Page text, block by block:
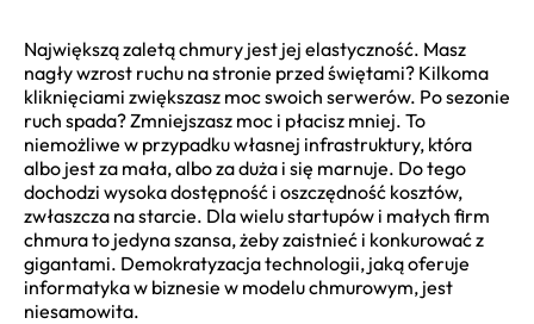
Największą zaletą chmury jest jej elastyczność. Masz
nagły wzrost ruchu na stronie przed świętami? Kilkoma
kliknięciami zwiększasz moc swoich serwerów. Po sezonie
ruch spada? Zmniejszasz moc i płacisz mniej. To
niemożliwe w przypadku własnej infrastruktury, która
albo jest za mała, albo za duża i się marnuje. Do tego
dochodzi wysoka dostępność i oszczędność kosztów,
zwłaszcza na starcie. Dla wielu startupów i małych firm
chmura to jedyna szansa, żeby zaistnieć i konkurować z
gigantami. Demokratyzacja technologii, jaką oferuje
informatyka w biznesie w modelu chmurowym, jest
niesamowita.